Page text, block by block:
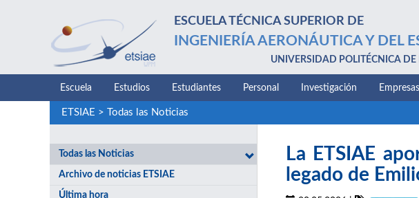
ESCUELA TÉCNICA SUPERIOR DE
INGENIERÍA AERONÁUTICA Y DEL
UNIVERSIDAD POLITÉCNICA
Escuela Estudios Estudiantes Personal Investigación Empresas
ETSIAE > Todas las Noticias
Todas las Noticias
Archivo de noticias ETSIAE
Última hora
La ETSIAE
legado de